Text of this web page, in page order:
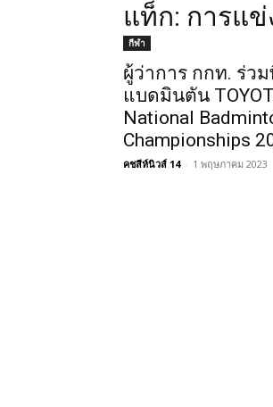
แท็ก: การแ
กีฬา
ผู้ว่าการ กกท. ร่ว
แบดมินตัน
National
Championships
คชสีห์นิวส์ 14 - 1 พฤษภาคม 2023